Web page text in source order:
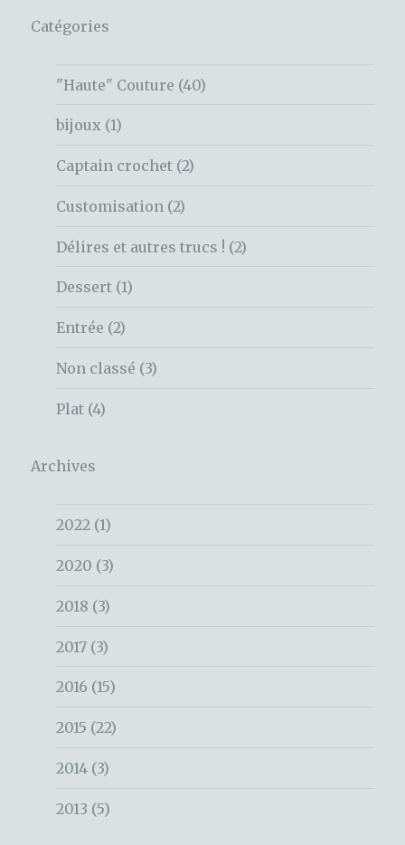
Catégories
"Haute" Couture (40)
bijoux (1)
Captain crochet (2)
Customisation (2)
Délires et autres trucs ! (2)
Dessert (1)
Entrée (2)
Non classé (3)
Plat (4)
Archives
2022 (1)
2020 (3)
2018 (3)
2017 (3)
2016 (15)
2015 (22)
2014 (3)
2013 (5)